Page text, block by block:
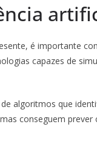
é importante
capazes de
algoritmos que
conseguem